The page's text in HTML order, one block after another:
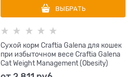
ВЫБРАТЬ
Сухой корм Craftia Galena для кошек
при избыточном весе Craftia Galena
Cat Weight Management (Obesity)